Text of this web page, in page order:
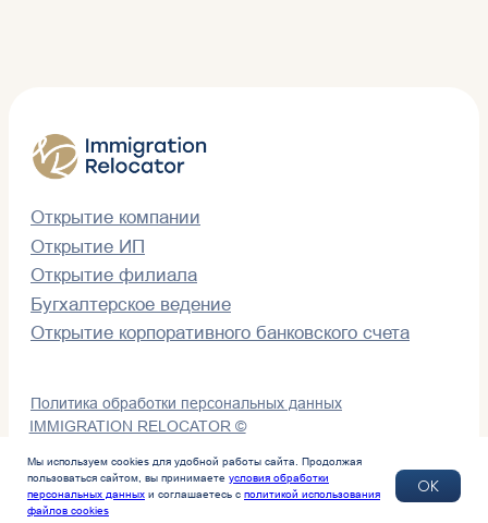
Мы используем cookies для удобной работы сайта. Продолжая
пользоваться сайтом, вы принимаете условия обработки
персональных данных и соглашаетесь с политикой использования
файлов cookies
ОК